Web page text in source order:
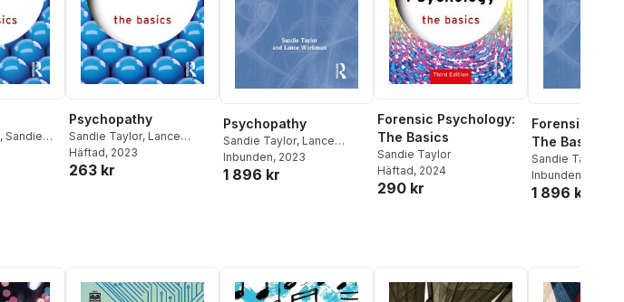
, Sandie
Psychopathy
Sandie Taylor, Lance
Workman
Häftad, 2023
263 kr
Psychopathy
Sandie Taylor, Lance
Workman
Inbunden, 2023
1 896 kr
Forensic Psychology:
The Basics
Sandie Taylor
Häftad, 2024
290 kr
Forensic
The Basics
Sandie Taylor
Inbunden
1 896 kr